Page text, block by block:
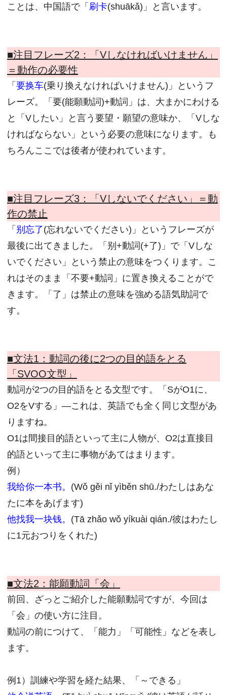
ことは、中国語で「 刷卡(shuākǎ)」と言います。
■注目フレーズ2：
「Vしなければいけません」
＝動作の必要性
「 要换车(乗り換えなければいけません)」というフ
レーズ。「要(能願動詞)+動詞」は、大まかにわける
と「Vしたい」と言う要望・願望の意味か、「Vしな
ければならない」という必要の意味になります。も
ちろんここでは後者が使われています。
■注目フレーズ3：
「Vしないでください」＝動
作の禁止
「 别忘了(忘れないでください)」というフレーズが
最後に出てきました。「别+動詞(+了)」で「Vしな
いでください」という禁止の意味をつくります。こ
れはそのまま「不要+動詞」に置き換えることがで
きます。「了」は禁止の意味を強める語気助詞で
す。
■文法1： 動詞の後に2つの目的語をとる
「SVOO文型」
動詞が2つの目的語をとる文型です。「SがO1に、
O2をVする」―これは、英語でも全く同じ文型があ
りますね。
O1は間接目的語といって主に人物が、O2は直接目
的語といって主に事物があてはまります。
例）
我给你一本书。 (Wǒ gěi nǐ yìběn shū./わたしはあな
たに本をあげます)
他找我一块钱。 (Tā zhǎo wǒ yíkuài qián./彼はわたし
に1元おつりをくれた)
■文法2： 能願動詞「会」
前回、ざっとご紹介した能願動詞ですが、今回は
「会」の使い方に注目。
動詞の前につけて、「能力」「可能性」などを表し
ます。
例1）訓練や学習を経た結果、「～できる」